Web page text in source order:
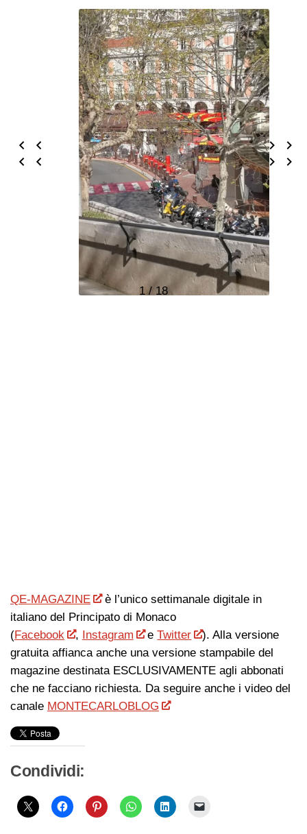
1 / 18
QE-MAGAZINE
è l’unico settimanale digitale in
italiano del Principato di Monaco
(Facebook , Instagram eTwitter
). Alla versione
gratuita affianca anche una versione stampabile del
magazine destinata ESCLUSIVAMENTE agli abbonati
che ne facciano richiesta. Da seguire anche i video del
canale MONTECARLOBLOG
Condividi: